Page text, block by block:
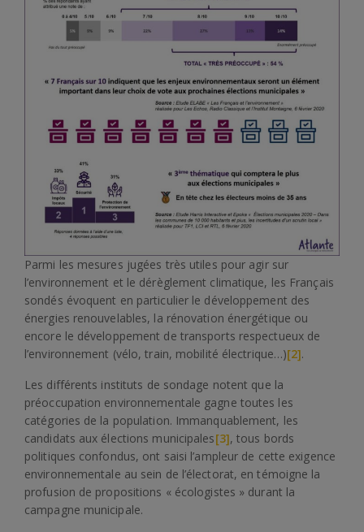
Parmi les mesures jugées très utiles pour agir sur
l’environnement et le dérèglement climatique, les Français
sondés évoquent en particulier le développement des
énergies renouvelables, la rénovation énergétique ou
encore le développement de transports respectueux de
l’environnement (vélo, train, mobilité électrique…)[2].
Les différents instituts de sondage notent que la
préoccupation environnementale gagne toutes les
catégories de la population. Immanquablement, les
candidats aux élections municipales[3], tous bords
politiques confondus, ont saisi l’ampleur de cette exigence
environnementale au sein de l’électorat, en témoigne la
profusion de propositions « écologistes » durant la
campagne municipale.